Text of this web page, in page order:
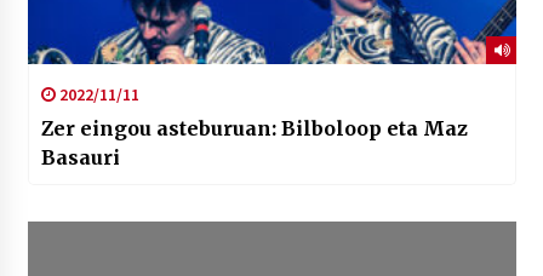
2022/11/11
Zer eingou asteburuan: Bilboloop eta Maz
Basauri